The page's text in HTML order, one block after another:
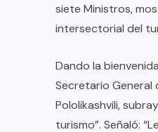
siete Ministros,
intersectorial del
Dando la
Secretario General
Pololikashvili,
turismo”. Señaló: